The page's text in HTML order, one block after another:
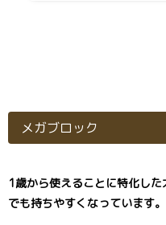
メガブロック
1歳から使えることに特化し
でも持ちやすくなっています。